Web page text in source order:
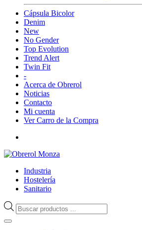
Cápsula Bicolor
Denim
New
No Gender
Top Evolution
Trend Alert
Twin Fit
-
Acerca de Obrerol
Noticias
Contacto
Mi cuenta
Ver Carro de la Compra
Industria
Hostelería
Sanitario
Búsqueda
de